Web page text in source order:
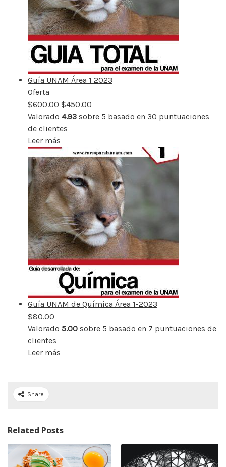
Guía UNAM Área 1 2023
Oferta
rebajado
$600.00 $450.00
Valorado 4.93 sobre 5 basado en 30 puntuaciones
de clientes
Leer más
Guía UNAM de Química Área 1-2023
$80.00
Valorado 5.00 sobre 5 basado en 7 puntuaciones de
clientes
Leer más
Share
Related Posts